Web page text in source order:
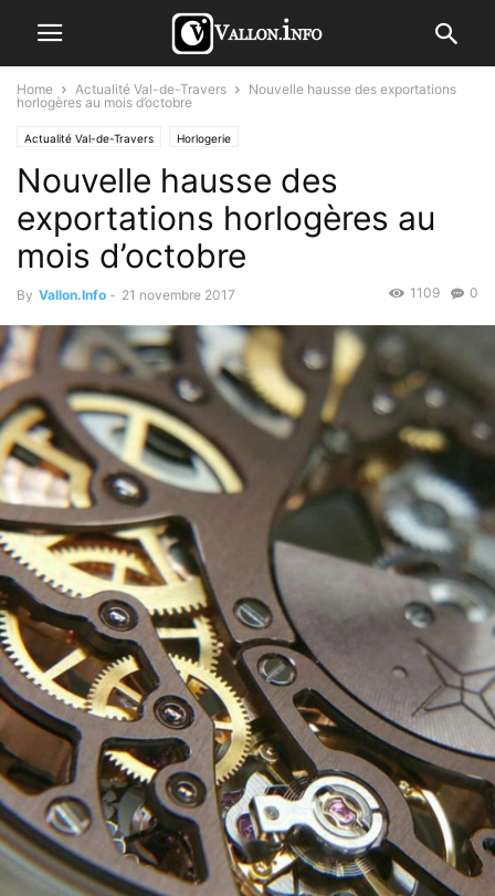
Home Actualité Val-de-Travers
Nouvelle hausse des exportations
horlogères au mois d’octobre
Actualité Val-de-Travers Horlogerie
Nouvelle hausse des
exportations horlogères au
mois d’octobre
By Vallon.Info - 21 novembre 2017 0
1109